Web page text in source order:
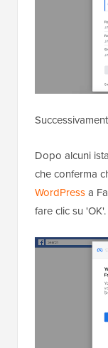
Dopo alcuni
che conferma
WordPressa
fare clic su 'OK'.